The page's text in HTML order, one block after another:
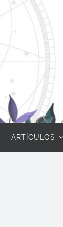
ARTÍCULOS